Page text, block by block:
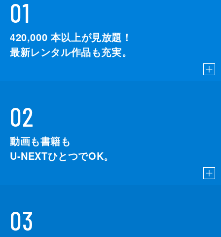
01
420,000 本以上が見放題！
最新レンタル作品も充実。
02
動画も書籍も
U-NEXTひとつでOK。
03